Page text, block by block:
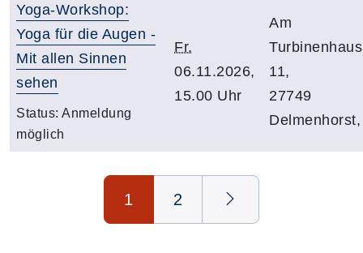
Yoga-Workshop:
Yoga für die Augen -
Mit allen Sinnen
sehen
Status: Anmeldung
möglich
Fr.
06.11.2026,
15.00 Uhr
Am
Turbinenhaus
11,
27749
Delmenhorst,
1 2